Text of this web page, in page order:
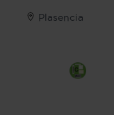
Plasencia